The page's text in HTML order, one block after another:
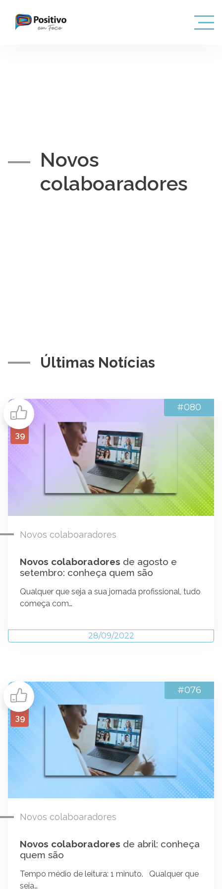
Novos
colaboaradores
Últimas Notícias
39
Novos colaboaradores
Novos colaboradores de agosto e
setembro: conheça quem são
Qualquer que seja a sua jornada profissional, tudo
começa com…
#080
28/09/2022
39
Novos colaboaradores
Novos colaboradores de abril: conheça
quem são
Tempo médio de leitura: 1 minuto. Qualquer que
seja…
#076